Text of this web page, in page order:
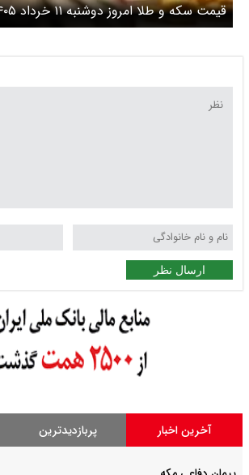
امروز چند؟ + جدول
ارسال نظر
آخرین اخبار پربازدیدترین